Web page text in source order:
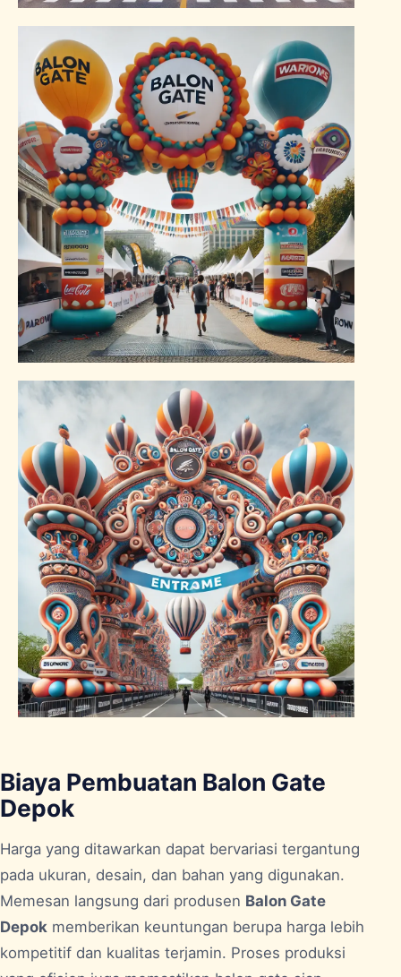
Biaya Pembuatan Balon Gate
Depok
Harga yang ditawarkan dapat bervariasi tergantung
pada ukuran, desain, dan bahan yang digunakan.
Memesan langsung dari produsen Balon Gate
Depok memberikan keuntungan berupa harga lebih
kompetitif dan kualitas terjamin. Proses produksi